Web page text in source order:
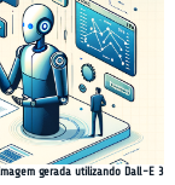
gerada utilizando Dall-E 3